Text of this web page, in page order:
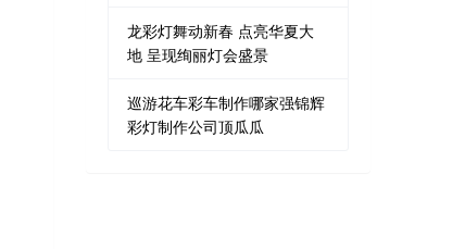
龙彩灯舞动新春 点亮华夏大
地 呈现绚丽灯会盛景
巡游花车彩车制作哪家强锦辉
彩灯制作公司顶瓜瓜